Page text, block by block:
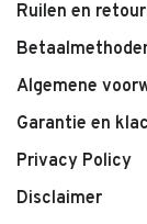
Ruilen en
Algemene
Garantie en
Privacy Policy
Disclaimer